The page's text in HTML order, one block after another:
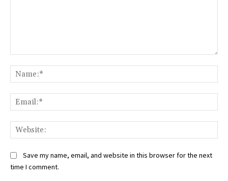
Save my name, email, and website in this browser for the next
time I comment.